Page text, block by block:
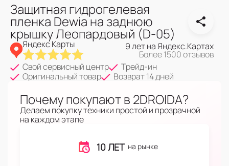
Защитная гидрогелевая
пленка Dewia на заднюю
крышку Леопардовый (D-05)
Яндекс Карты 9 лет на Яндекс.Картах
Более 1500 отзывов
Свой сервисный центр
Трейд-ин
Оригинальный товар
Возврат 14 дней
Почему покупают в 2DROIDA?
Делаем покупку техники простой и прозрачной
на каждом этапе
10 ЛЕТ на рынке